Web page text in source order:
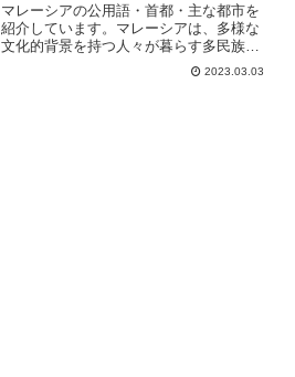
マレーシアの公用語・首都・主な都市を
紹介しています。マレーシアは、多様な
文化的背景を持つ人々が暮らす多民族国
家です。主要な民族はマレー人、華人、
インド人で、宗教はイスラム教、仏教、
2023.03.03